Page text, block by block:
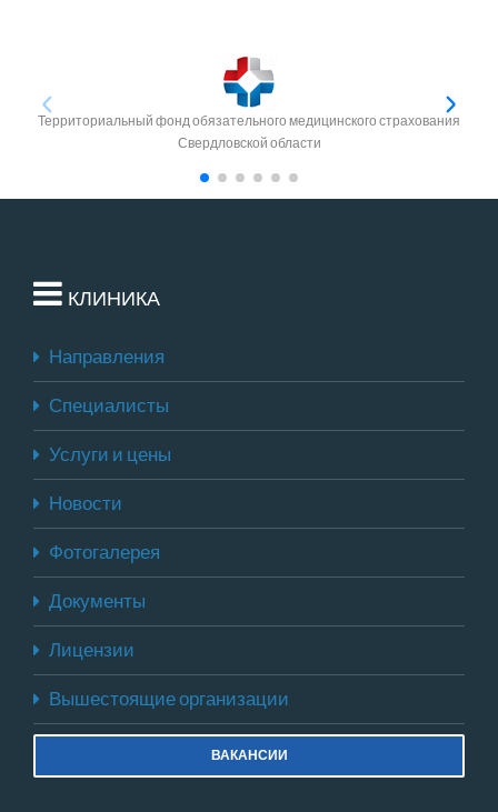
Территориальный фонд обязательного медицинского страхования
Свердловской области
КЛИНИКА
Направления
Специалисты
Услуги и цены
Новости
Фотогалерея
Документы
Лицензии
Вышестоящие организации
ВАКАНСИИ